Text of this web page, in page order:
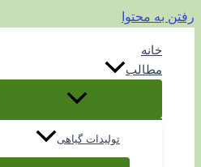
رفتن به محتوا
خانه
مطالب
تولیدات گیاهی